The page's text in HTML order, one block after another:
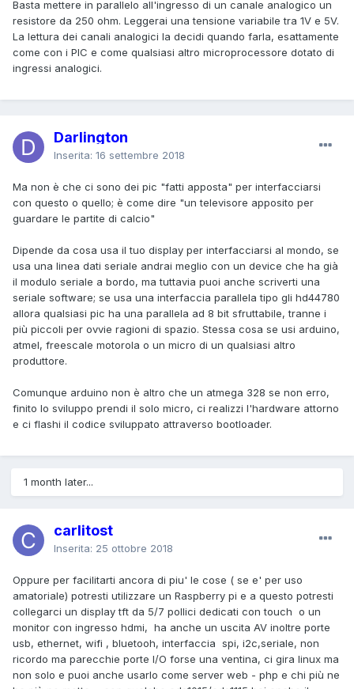
Basta mettere in parallelo all'ingresso di un canale analogico un
resistore da 250 ohm. Leggerai una tensione variabile tra 1V e 5V.
La lettura dei canali analogici la decidi quando farla, esattamente
come con i PIC e come qualsiasi altro microprocessore dotato di
ingressi analogici.
Darlington
Inserita: 16 settembre 2018
Ma non è che ci sono dei pic "fatti apposta" per interfacciarsi
con questo o quello; è come dire "un televisore apposito per
guardare le partite di calcio"
Dipende da cosa usa il tuo display per interfacciarsi al mondo, se
usa una linea dati seriale andrai meglio con un device che ha già
il modulo seriale a bordo, ma tuttavia puoi anche scriverti una
seriale software; se usa una interfaccia parallela tipo gli hd44780
allora qualsiasi pic ha una parallela ad 8 bit sfruttabile, tranne i
più piccoli per ovvie ragioni di spazio. Stessa cosa se usi arduino,
atmel, freescale motorola o un micro di un qualsiasi altro
produttore.
Comunque arduino non è altro che un atmega 328 se non erro,
finito lo sviluppo prendi il solo micro, ci realizzi l'hardware attorno
e ci flashi il codice sviluppato attraverso bootloader.
1 month later...
carlitost
Inserita: 25 ottobre 2018
Oppure per facilitarti ancora di piu' le cose ( se e' per uso
amatoriale) potresti utilizzare un Raspberry pi e a questo potresti
collegarci un display tft da 5/7 pollici dedicati con touch o un
monitor con ingresso hdmi, ha anche un uscita AV inoltre porte
usb, ethernet, wifi , bluetooh, interfaccia spi, i2c,seriale, non
ricordo ma parecchie porte I/O forse una ventina, ci gira linux ma
non solo e puoi anche usarlo come server web - php e chi più ne